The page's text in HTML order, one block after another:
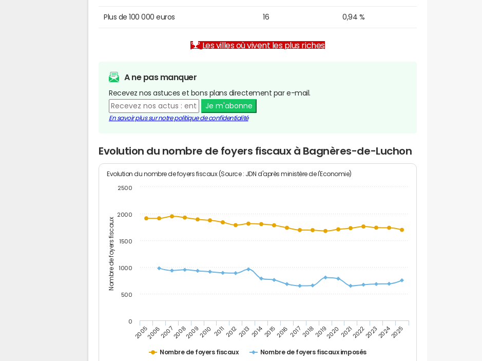
Plus de 100 000 euros 16 0,94 %
Les villes où vivent les plus riches
A ne pas manquer
Recevez nos astuces et bons plans directement par e-mail.
Je m'abonne
En savoir plus sur notre politique de confidentialité
Evolution du nombre de foyers fiscaux à Bagnères-de-Luchon
Nombre de foyers fiscaux
Evolution du nombre de foyers fiscaux (Source : JDN d'après ministère de l'Economie)
Nombre de foyers fiscaux Nombre de foyers fiscaux imposés
200520062007200820092010 201120122013201420152016 201720182019202020212022202320242025
0
500
1000
1500
2000
2500